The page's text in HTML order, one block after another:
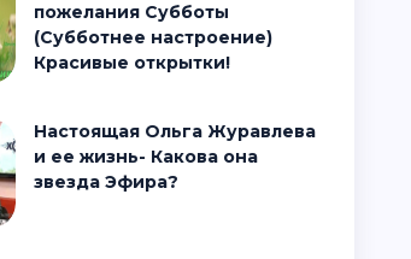
пожелания Субботы
(Субботнее настроение)
Красивые открытки!
Настоящая Ольга Журавлева
и ее жизнь- Какова она
звезда Эфира?